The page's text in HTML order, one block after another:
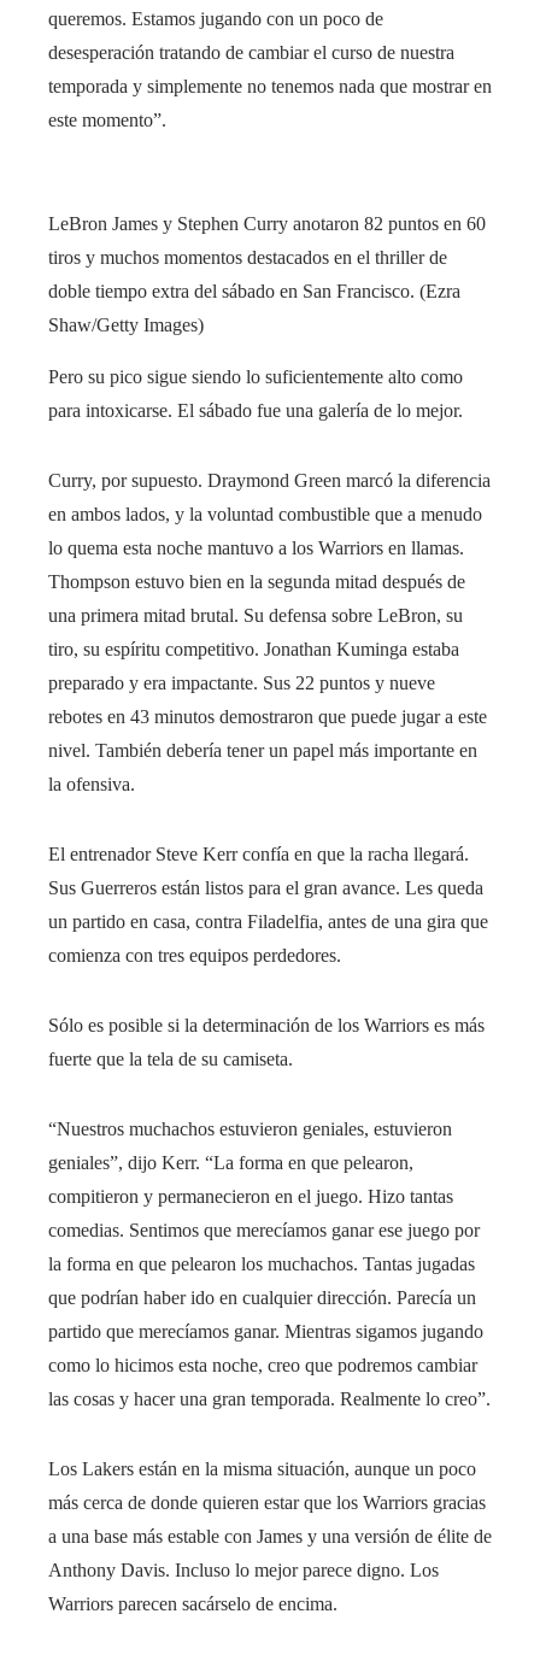
queremos. Estamos jugando con un poco de
desesperación tratando de cambiar el curso de nuestra
temporada y simplemente no tenemos nada que mostrar en
este momento”.
LeBron James y Stephen Curry anotaron 82 puntos en 60
tiros y muchos momentos destacados en el thriller de
doble tiempo extra del sábado en San Francisco. (Ezra
Shaw/Getty Images)
Pero su pico sigue siendo lo suficientemente alto como
para intoxicarse. El sábado fue una galería de lo mejor.
Curry, por supuesto. Draymond Green marcó la diferencia
en ambos lados, y la voluntad combustible que a menudo
lo quema esta noche mantuvo a los Warriors en llamas.
Thompson estuvo bien en la segunda mitad después de
una primera mitad brutal. Su defensa sobre LeBron, su
tiro, su espíritu competitivo. Jonathan Kuminga estaba
preparado y era impactante. Sus 22 puntos y nueve
rebotes en 43 minutos demostraron que puede jugar a este
nivel. También debería tener un papel más importante en
la ofensiva.
El entrenador Steve Kerr confía en que la racha llegará.
Sus Guerreros están listos para el gran avance. Les queda
un partido en casa, contra Filadelfia, antes de una gira que
comienza con tres equipos perdedores.
Sólo es posible si la determinación de los Warriors es más
fuerte que la tela de su camiseta.
“Nuestros muchachos estuvieron geniales, estuvieron
geniales”, dijo Kerr. “La forma en que pelearon,
compitieron y permanecieron en el juego. Hizo tantas
comedias. Sentimos que merecíamos ganar ese juego por
la forma en que pelearon los muchachos. Tantas jugadas
que podrían haber ido en cualquier dirección. Parecía un
partido que merecíamos ganar. Mientras sigamos jugando
como lo hicimos esta noche, creo que podremos cambiar
las cosas y hacer una gran temporada. Realmente lo creo”.
Los Lakers están en la misma situación, aunque un poco
más cerca de donde quieren estar que los Warriors gracias
a una base más estable con James y una versión de élite de
Anthony Davis. Incluso lo mejor parece digno. Los
Warriors parecen sacárselo de encima.